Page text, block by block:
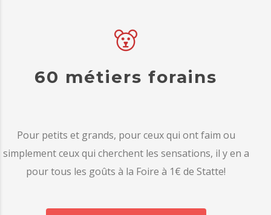
60 métiers forains
Pour petits et grands, pour ceux qui ont faim ou
simplement ceux qui cherchent les sensations, il y en a
pour tous les goûts à la Foire à 1€ de Statte!